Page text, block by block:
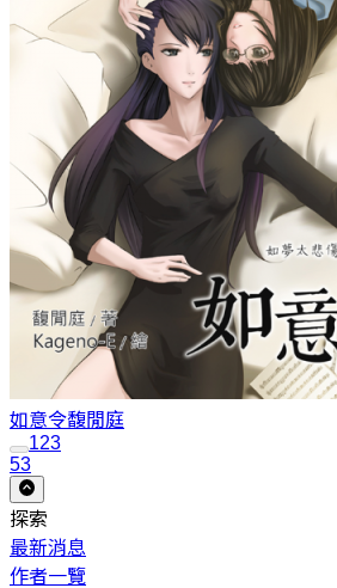
如意令馥閒庭
123
53
探索
最新消息
作者一覽